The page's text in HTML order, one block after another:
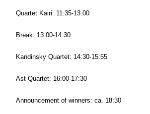
Quartet Kairi: 11:35-13:00
Break: 13:00-14:30
Kandinsky Quartet: 14:30-15:55
Ast Quartet: 16:00-17:30
Announcement of winners: ca. 18:30